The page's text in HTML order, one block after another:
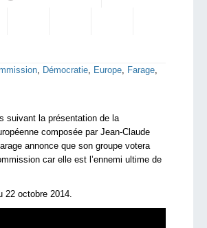
, Démocratie, Europe, Farage,
suivant la présentation de la
composée par Jean-Claude
annonce que son groupe votera
car elle est l’ennemi ultime de
22 octobre 2014.